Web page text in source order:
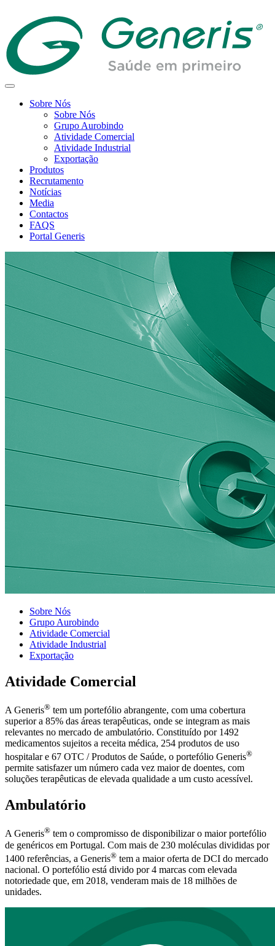
Sobre Nós
Sobre Nós
Grupo Aurobindo
Atividade Comercial
Atividade Industrial
Exportação
Produtos
Recrutamento
Notícias
Media
Contactos
FAQS
Portal Generis
Sobre Nós
Grupo Aurobindo
Atividade Comercial
Atividade Industrial
Exportação
Atividade Comercial
A Generis® tem um portefólio abrangente, com uma cobertura
superior a 85% das áreas terapêuticas, onde se integram as mais
relevantes no mercado de ambulatório. Constituído por 1492
medicamentos sujeitos a receita médica, 254 produtos de uso
hospitalar e 67 OTC / Produtos de Saúde, o portefólio Generis®
permite satisfazer um número cada vez maior de doentes, com
soluções terapêuticas de elevada qualidade a um custo acessível.
Ambulatório
A Generis® tem o compromisso de disponibilizar o maior portefólio
de genéricos em Portugal. Com mais de 230 moléculas divididas por
1400 referências, a Generis® tem a maior oferta de DCI do mercado
nacional. O portefólio está divido por 4 marcas com elevada
notoriedade que, em 2018, venderam mais de 18 milhões de
unidades.